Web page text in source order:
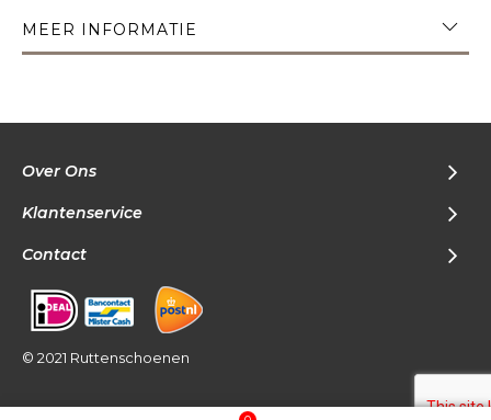
MEER INFORMATIE
Over Ons
Klantenservice
Contact
© 2021 Ruttenschoenen